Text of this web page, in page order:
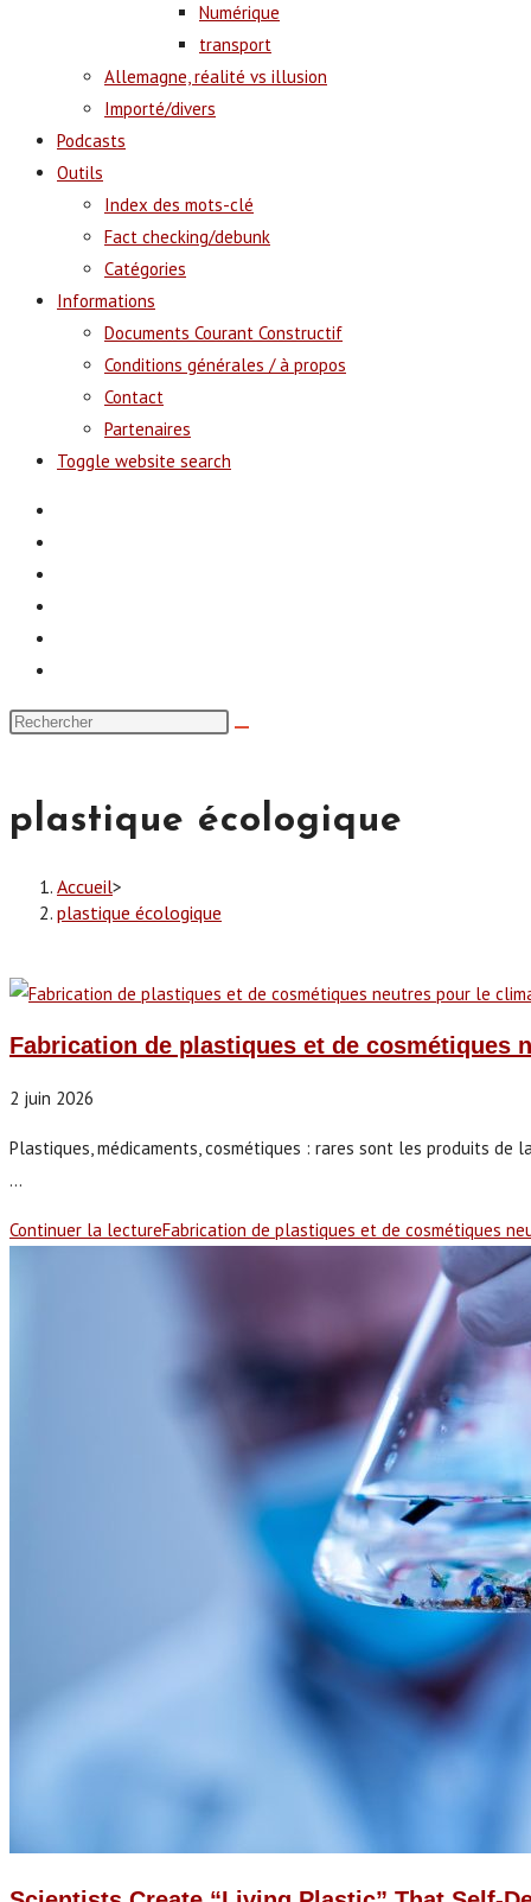
Numérique
transport
Allemagne, réalité vs illusion
Importé/divers
Podcasts
Outils
Index des mots-clé
Fact checking/debunk
Catégories
Informations
Documents Courant Constructif
Conditions générales / à propos
Contact
Partenaires
Toggle website search
plastique écologique
Accueil>
plastique écologique
Fabrication de plastiques et de cosmétiques
2 juin 2026
Plastiques, médicaments, cosmétiques : rares sont les produits
...
Continuer la lectureFabrication de plastiques et de cosmétiques